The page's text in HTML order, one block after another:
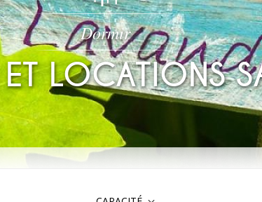
Dormir
LOCATIONS